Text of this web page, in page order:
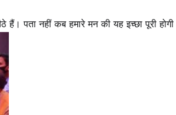
हैं। पता नहीं कब हमारे मन की यह इच्छा पूरी